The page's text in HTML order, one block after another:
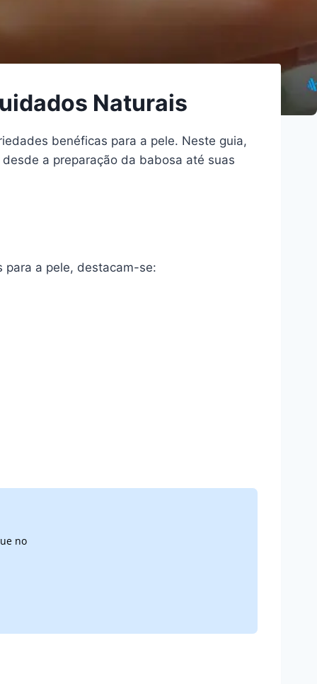
Naturais
benéficas para a pele. Neste guia,
a preparação da babosa até suas
para a pele, destacam-se:
no